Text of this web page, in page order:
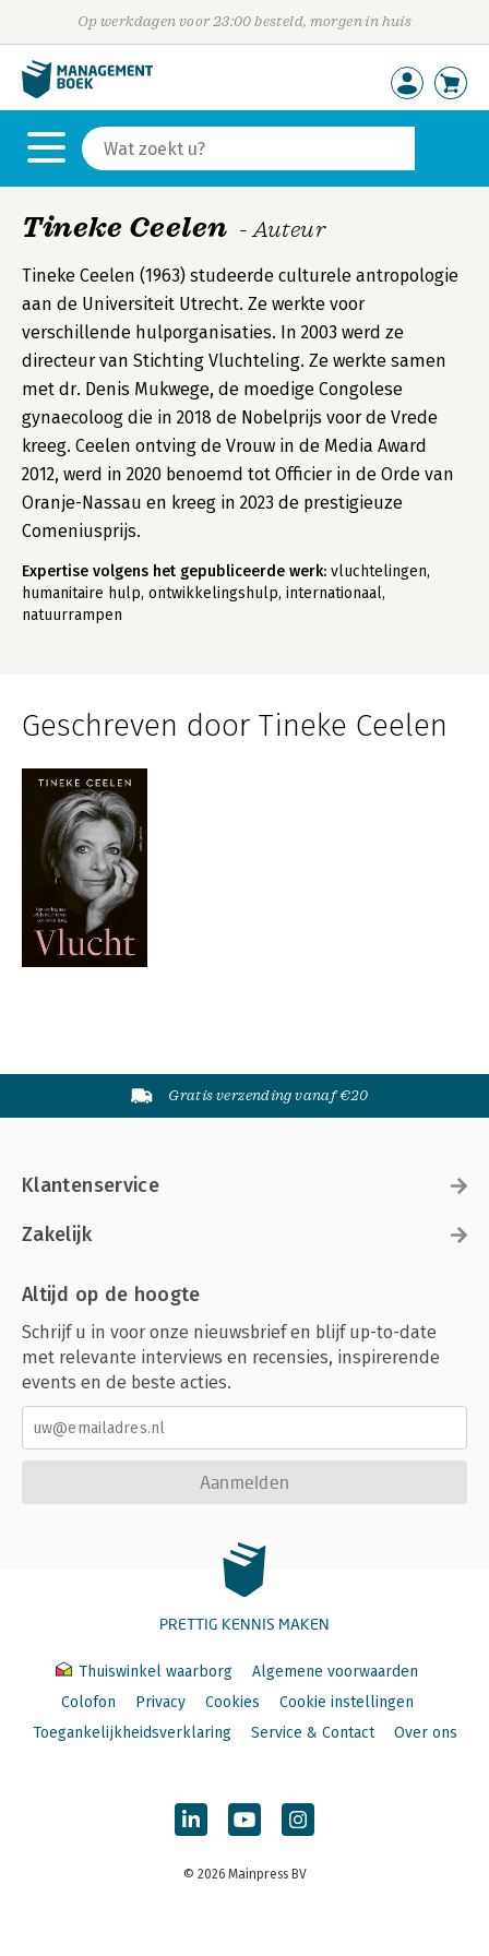
Op werkdagen voor 23:00 besteld, morgen in huis
Tineke Ceelen - Auteur
Tineke Ceelen (1963) studeerde culturele antropologie
aan de Universiteit Utrecht. Ze werkte voor
verschillende hulporganisaties. In 2003 werd ze
directeur van Stichting Vluchteling. Ze werkte samen
met dr. Denis Mukwege, de moedige Congolese
gynaecoloog die in 2018 de Nobelprijs voor de Vrede
kreeg. Ceelen ontving de Vrouw in de Media Award
2012, werd in 2020 benoemd tot Officier in de Orde van
Oranje-Nassau en kreeg in 2023 de prestigieuze
Comeniusprijs.
Expertise volgens het gepubliceerde werk: vluchtelingen,
humanitaire hulp, ontwikkelingshulp, internationaal,
natuurrampen
Geschreven door Tineke Ceelen
Gratis verzending vanaf €20
Klantenservice
Zakelijk
Altijd op de hoogte
Schrijf u in voor onze nieuwsbrief en blijf up-to-date
met relevante interviews en recensies, inspirerende
events en de beste acties.
Aanmelden
PRETTIG KENNIS MAKEN
Thuiswinkel waarborg
Algemene voorwaarden
Colofon
Privacy Cookies
Cookie instellingen
Toegankelijkheidsverklaring
Service & Contact Over ons
© 2026 Mainpress BV